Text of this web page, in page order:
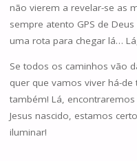
não vierem a revelar-se as
sempre atento GPS de
uma rota para chegar lá…
Se todos os caminhos vão
quer que vamos viver há-
também! Lá,
Jesus nascido, estamos
iluminar!